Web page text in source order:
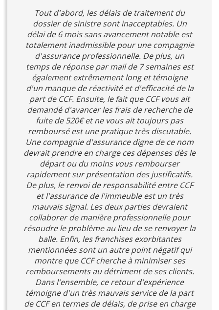
Tout d'abord, les délais de traitement du
dossier de sinistre sont inacceptables. Un
délai de 6 mois sans avancement notable est
totalement inadmissible pour une compagnie
d'assurance professionnelle. De plus, un
temps de réponse par mail de 7 semaines est
également extrêmement long et témoigne
d'un manque de réactivité et d'efficacité de la
part de CCF. Ensuite, le fait que CCF vous ait
demandé d'avancer les frais de recherche de
fuite de 520€ et ne vous ait toujours pas
remboursé est une pratique très discutable.
Une compagnie d'assurance digne de ce nom
devrait prendre en charge ces dépenses dès le
départ ou du moins vous rembourser
rapidement sur présentation des justificatifs.
De plus, le renvoi de responsabilité entre CCF
et l'assurance de l'immeuble est un très
mauvais signal. Les deux parties devraient
collaborer de manière professionnelle pour
résoudre le problème au lieu de se renvoyer la
balle. Enfin, les franchises exorbitantes
mentionnées sont un autre point négatif qui
montre que CCF cherche à minimiser ses
remboursements au détriment de ses clients.
Dans l'ensemble, ce retour d'expérience
témoigne d'un très mauvais service de la part
de CCF en termes de délais, de prise en charge